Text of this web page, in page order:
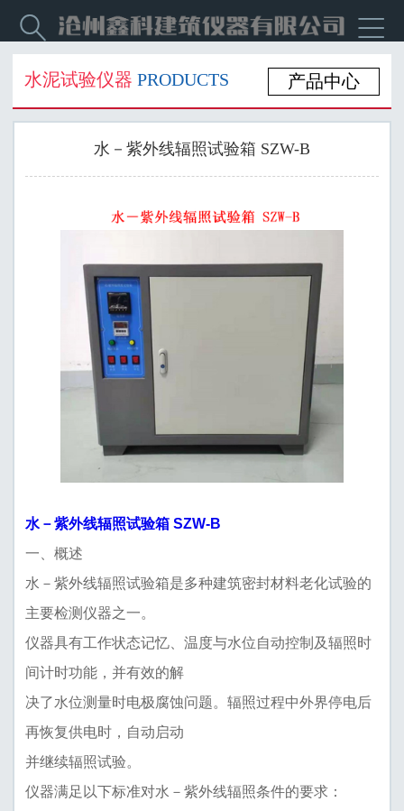


水泥试验仪器 PRODUCTS 产品中心
水－紫外线辐照试验箱 SZW-B
水－紫外线辐照试验箱 SZW-B
一、概述
水－紫外线辐照试验箱是多种建筑密封材料老化试验的
主要检测仪器之一。
仪器具有工作状态记忆、温度与水位自动控制及辐照时
间计时功能，并有效的解
决了水位测量时电极腐蚀问题。辐照过程中外界停电后
再恢复供电时，自动启动
并继续辐照试验。
仪器满足以下标准对水－紫外线辐照条件的要求：